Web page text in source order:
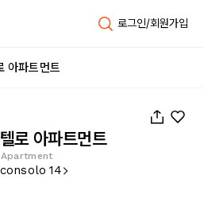
로그인/회원가입
아파트먼트
로 아파트먼트
14